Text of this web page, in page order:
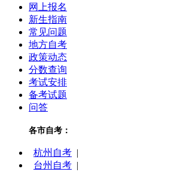
网上报名
新生指南
常见问题
地方自考
政策动态
分数查询
考试安排
备考试题
问答
各市自考：
杭州自考 |
台州自考 |